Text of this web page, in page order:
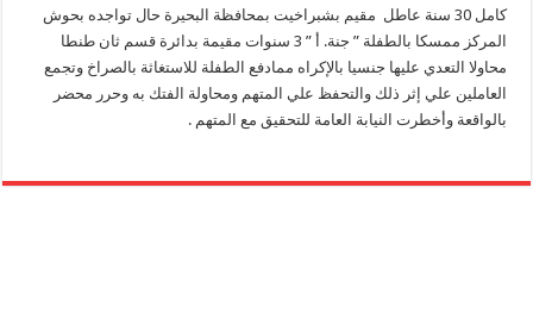
كامل 30 سنة عاطل مقيم بشبراخيت بمحافظة البحيرة حال تواجده بحوش
المركز ممسكا بالطفلة ” جنة. أ ” 3 سنوات مقيمة بدائرة قسم ثان طنطا
محاولا التعدي عليها جنسيا بالإكراه ممادفع الطفلة للاستغاثة بالصراخ وتجمع
العاملين علي إثر ذلك والتحفظ علي المتهم ومحاولة الفتك به وحرر محضر
بالواقعة وأخطرت النيابة العامة للتحقيق مع المتهم .